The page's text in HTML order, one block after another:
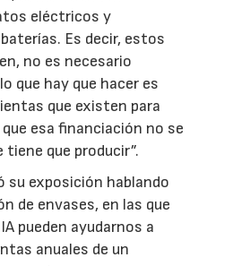
eléctricos y
Es decir, estos
no es necesario
que hay que hacer es
que existen para
esa financiación no se
que producir”.
su exposición hablando
de envases, en las que
pueden ayudarnos a
anuales de un